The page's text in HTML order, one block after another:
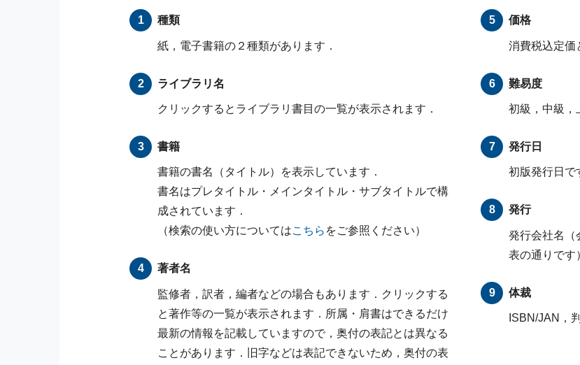
種類
紙，電子書籍の２種類があります．
ライブラリ名
クリックするとライブラリ書目の一覧が表示されます．
書籍
書籍の書名（タイトル）を表示しています．
書名はプレタイトル・メインタイトル・サブタイトルで構
成されています．
（検索の使い方についてはこちら をご参照ください）
著者名
監修者，訳者，編者などの場合もあります．クリックする
と著作等の一覧が表示されます．所属・肩書はできるだけ
最新の情報を記載していますので，奥付の表記とは異なる
ことがあります．旧字などは表記できないため，奥付の表
価格
消費税込定価
難易度
初級，中級，
発行日
初版発行日で
発行
発行会社名（
表の通りです
体裁
ISBN/JAN，